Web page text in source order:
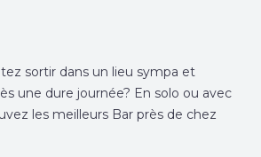
sortir dans un lieu sympa et
une dure journée? En solo ou avec
les meilleurs Bar près de chez